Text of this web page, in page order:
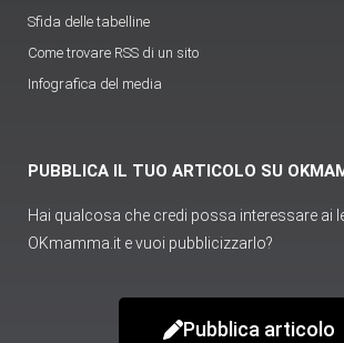
Sfida delle tabelline
Come trovare RSS di un sito
Infografica del media
PUBBLICA IL TUO ARTICOLO SU
Hai qualcosa che credi possa interessare ai
OKmamma.it e vuoi pubblicizzarlo?
Pubblica articolo